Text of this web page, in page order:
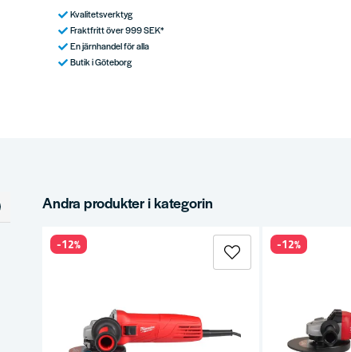
Kvalitetsverktyg
Fraktfritt över 999 SEK*
En järnhandel för alla
Butik i Göteborg
Andra produkter i kategorin
-12% -12%